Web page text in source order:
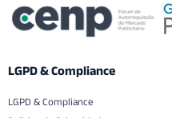
LGPD & Compliance
LGPD & Compliance